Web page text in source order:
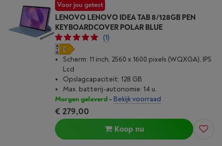
Voor jou getest
LENOVO LENOVO IDEA TAB 8/128GB PEN
KEYBOARDCOVER POLAR BLUE
(1)
Scherm: 11 inch, 2560 x 1600 pixels (WQXGA), IPS
Lcd
Opslagcapaciteit: 128 GB
Max. batterij-autonomie: 14 u.
Morgen geleverd- Bekijk voorraad
€ 279,00
Koop nu